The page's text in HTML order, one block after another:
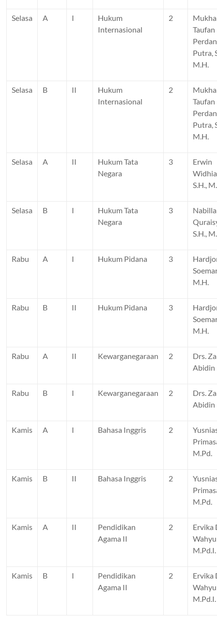
Selasa A I
Hukum
Internasional
2
Taufan
Putra,
M.H.
Selasa B II
Hukum
Internasional
2
Taufan
Putra,
M.H.
Selasa A II
Hukum Tata
Negara
3
Erwin
S.H.,
Selasa B I
Hukum Tata
Negara
3
S.H.,
Rabu A I Hukum Pidana 3
M.H.
Rabu B II Hukum Pidana 3
M.H.
Rabu A II Kewarganegaraan 2
Drs.
Abidin
Rabu B I Kewarganegaraan 2
Drs.
Abidin
Kamis A I Bahasa Inggris 2
M.Pd.
Kamis B II Bahasa Inggris 2
M.Pd.
Kamis A II
Pendidikan
Agama II
2
Ervika
M.Pd.I.
Kamis B I
Pendidikan
Agama II
2
Ervika
M.Pd.I.